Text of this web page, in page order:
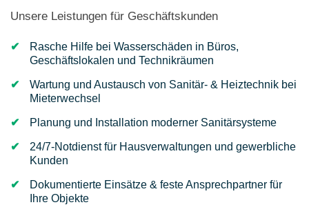
Unsere Leistungen für Geschäftskunden
Rasche Hilfe bei Wasserschäden in Büros,
Geschäftslokalen und Technikräumen
Wartung und Austausch von Sanitär- & Heiztechnik bei
Mieterwechsel
Planung und Installation moderner Sanitärsysteme
24/7-Notdienst für Hausverwaltungen und gewerbliche
Kunden
Dokumentierte Einsätze & feste Ansprechpartner für
Ihre Objekte